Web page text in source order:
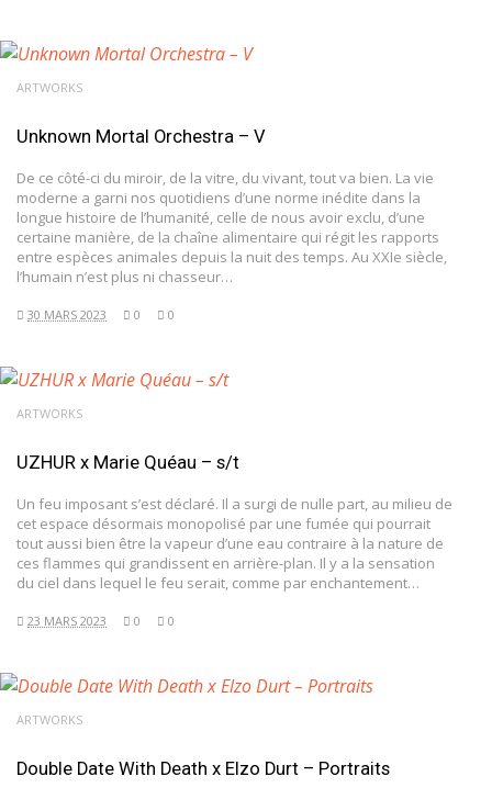
ARTWORKS
Unknown Mortal Orchestra – V
De ce côté-ci du miroir, de la vitre, du vivant, tout va bien. La vie
moderne a garni nos quotidiens d’une norme inédite dans la
longue histoire de l’humanité, celle de nous avoir exclu, d’une
certaine manière, de la chaîne alimentaire qui régit les rapports
entre espèces animales depuis la nuit des temps. Au XXIe siècle,
l’humain n’est plus ni chasseur…
30 MARS 2023 0 0
ARTWORKS
UZHUR x Marie Quéau – s/t
Un feu imposant s’est déclaré. Il a surgi de nulle part, au milieu de
cet espace désormais monopolisé par une fumée qui pourrait
tout aussi bien être la vapeur d’une eau contraire à la nature de
ces flammes qui grandissent en arrière-plan. Il y a la sensation
du ciel dans lequel le feu serait, comme par enchantement…
23 MARS 2023 0 0
ARTWORKS
Double Date With Death x Elzo Durt – Portraits